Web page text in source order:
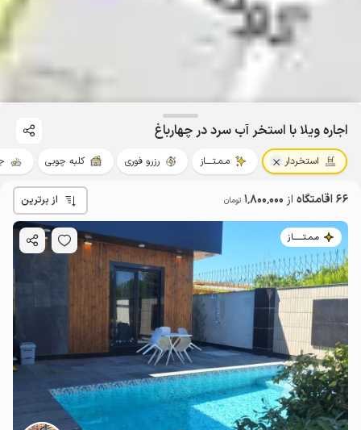
اجاره ویلا با استخر آب سرد در چهارباغ
استخردار مـمـتــــاز رزرو فوری کلبه چوبی
66 اقامتگاه از 1٬800٬000 تومان از برترین
مـمـتــــــاز